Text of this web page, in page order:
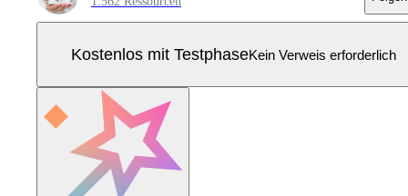
Kostenlos mit TestphaseKein Verweis erforderlich